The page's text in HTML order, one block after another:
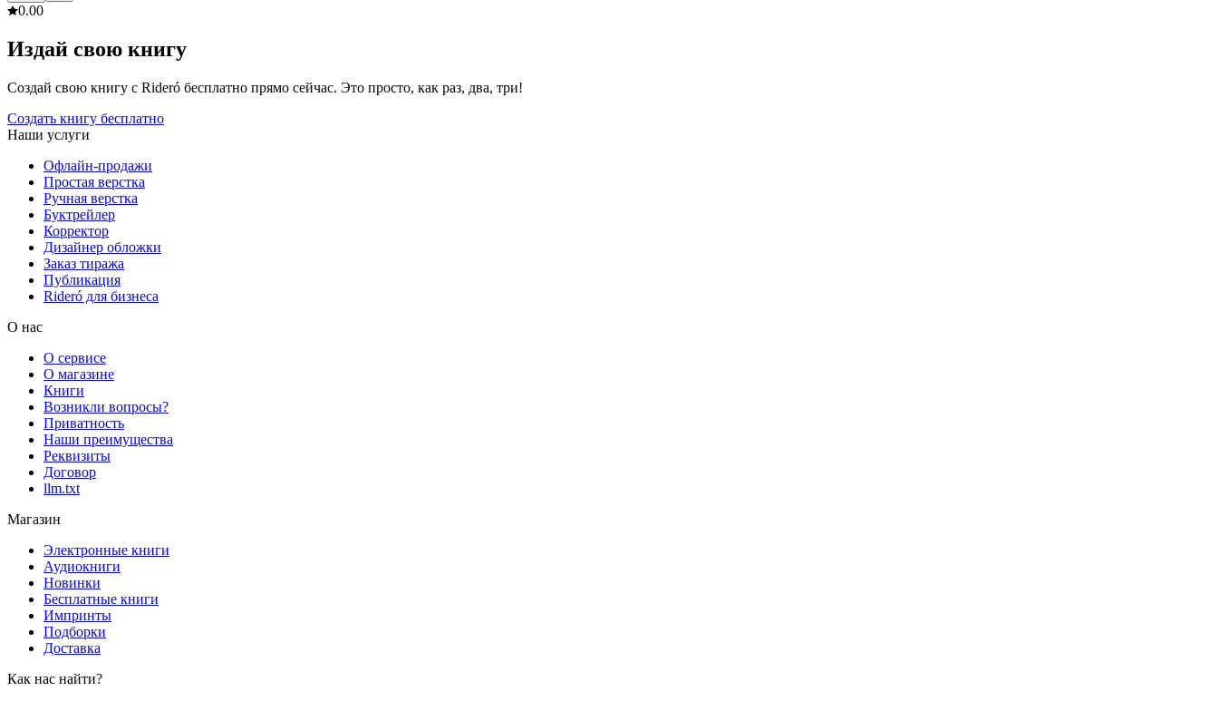
0.00
Издай свою книгу
Создай свою книгу с Rideró бесплатно прямо сейчас. Это просто, как раз, два, три!
Создать книгу бесплатно
Наши услуги
Офлайн-продажи
Простая верстка
Ручная верстка
Буктрейлер
Корректор
Дизайнер обложки
Заказ тиража
Публикация
Rideró для бизнеса
О нас
О сервисе
О магазине
Книги
Возникли вопросы?
Приватность
Наши преимущества
Реквизиты
Договор
llm.txt
Магазин
Электронные книги
Аудиокниги
Новинки
Бесплатные книги
Импринты
Подборки
Доставка
Как нас найти?